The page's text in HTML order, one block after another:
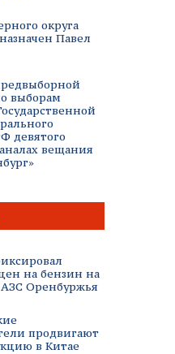
округа
Павел
выборам
девятого
вещания
на бензин на
Оренбуржья
продвигают
в Китае